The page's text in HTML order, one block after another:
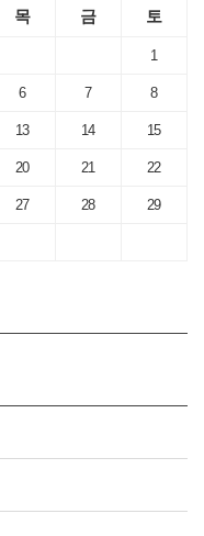
목 금 토
1
6 7 8
13 14 15
20 21 22
27 28 29